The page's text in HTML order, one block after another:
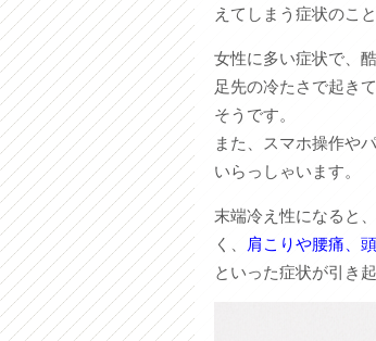
えてしまう症状のこ
女性に多い症状で、
足先の冷たさで起きて
そうです。
また、スマホ操作や
いらっしゃいます。
末端冷え性になると
く、 肩こりや腰痛、
といった症状が引き